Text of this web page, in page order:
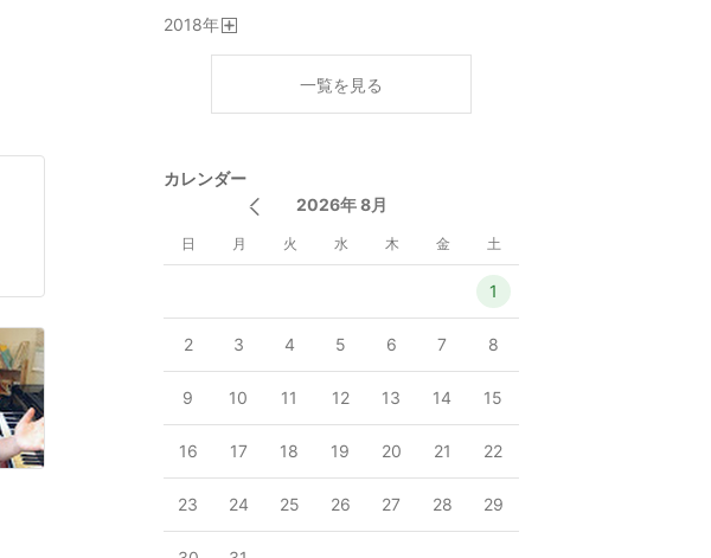
2018年
一覧を見る
カレンダー
2026年 8月
日 月 火 水 木 金 土
1
2 3 4 5 6 7 8
9 10 11 12 13 14 15
16 17 18 19 20 21 22
23 24 25 26 27 28 29